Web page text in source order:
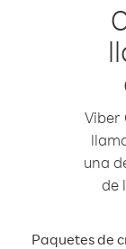
Viber
una
de
Paquetes de